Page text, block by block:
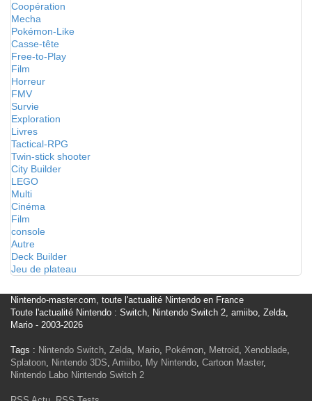
Coopération
Mecha
Pokémon-Like
Casse-tête
Free-to-Play
Film
Horreur
FMV
Survie
Exploration
Livres
Tactical-RPG
Twin-stick shooter
City Builder
LEGO
Multi
Cinéma
Film
console
Autre
Deck Builder
Jeu de plateau
Nintendo-master.com, toute l'actualité Nintendo en France
Toute l'actualité Nintendo : Switch, Nintendo Switch 2, amiibo, Zelda,
Mario - 2003-2026
Tags : Nintendo Switch, Zelda, Mario, Pokémon, Metroid, Xenoblade,
Splatoon, Nintendo 3DS, Amiibo, My Nintendo, Cartoon Master,
Nintendo Labo Nintendo Switch 2